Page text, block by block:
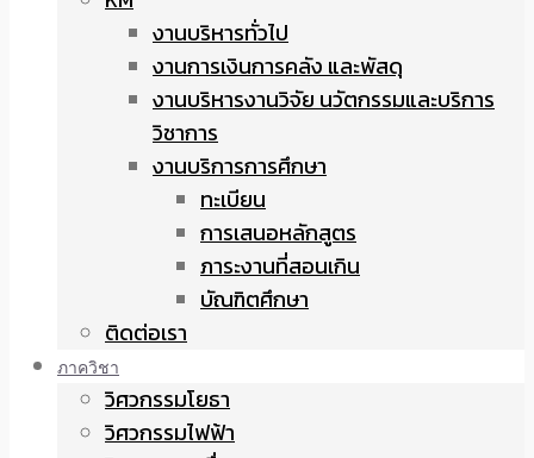
งานบริหารทั่วไป
งานการเงินการคลัง และพัสดุ
งานบริหารงานวิจัย นวัตกรรมและบริการ
วิชาการ
งานบริการการศึกษา
ทะเบียน
การเสนอหลักสูตร
ภาระงานที่สอนเกิน
บัณฑิตศึกษา
ติดต่อเรา
ภาควิชา
วิศวกรรมโยธา
วิศวกรรมไฟฟ้า